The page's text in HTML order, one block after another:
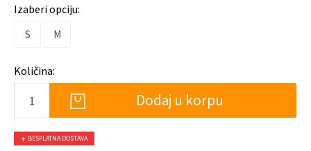
Izaberi opciju:
S M
Količina:
Dodaj u korpu
BESPLATNA DOSTAVA